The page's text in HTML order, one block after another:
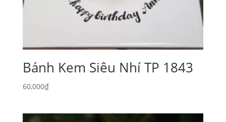
Bánh Kem Siêu Nhí TP 1843
60,000₫